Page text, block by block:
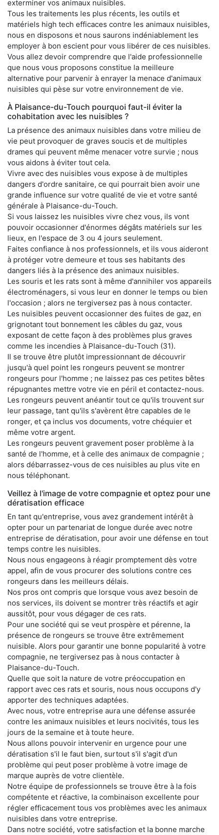
exterminer vos animaux nuisibles.
Tous les traitements les plus récents, les outils et
matériels high tech efficaces contre les animaux nuisibles,
nous en disposons et nous saurons indéniablement les
employer à bon escient pour vous libérer de ces nuisibles.
Vous allez devoir comprendre que l'aide professionnelle
que nous vous proposons constitue la meilleure
alternative pour parvenir à enrayer la menace d'animaux
nuisibles qui pèse sur votre environnement de vie.
À Plaisance-du-Touch pourquoi faut-il éviter la
cohabitation avec les nuisibles ?
La présence des animaux nuisibles dans votre milieu de
vie peut provoquer de graves soucis et de multiples
drames qui peuvent même menacer votre survie ; nous
vous aidons à éviter tout cela.
Vivre avec des nuisibles vous expose à de multiples
dangers d'ordre sanitaire, ce qui pourrait bien avoir une
grande influence sur votre qualité de vie et votre santé
générale à Plaisance-du-Touch.
Si vous laissez les nuisibles vivre chez vous, ils vont
pouvoir occasionner d'énormes dégâts matériels sur les
lieux, en l'espace de 3 ou 4 jours seulement.
Faites confiance à nos professionnels, et ils vous aideront
à protéger votre demeure et tous ses habitants des
dangers liés à la présence des animaux nuisibles.
Les souris et les rats sont à même d'annihiler vos appareils
électroménagers, si vous leur en donner le temps ou bien
l'occasion ; alors ne tergiversez pas à nous contacter.
Les nuisibles peuvent occasionner des fuites de gaz, en
grignotant tout bonnement les câbles du gaz, vous
exposant de cette façon à des problèmes plus graves
comme les incendies à Plaisance-du-Touch (31).
Il se trouve être plutôt impressionnant de découvrir
jusqu'à quel point les rongeurs peuvent se montrer
rongeurs pour l'homme ; ne laissez pas ces petites bêtes
répugnantes mettre votre vie en péril et contactez-nous.
Les rongeurs peuvent anéantir tout ce qu'ils trouvent sur
leur passage, tant qu'ils s'avèrent être capables de le
ronger, et ça inclus vos documents, votre chéquier et
même votre argent.
Les rongeurs peuvent gravement poser problème à la
santé de l'homme, et à celle des animaux de compagnie ;
alors débarrassez-vous de ces nuisibles au plus vite en
nous téléphonant.
Veillez à l'image de votre compagnie et optez pour une
dératisation efficace
En tant qu'entreprise, vous avez grandement intérêt à
opter pour un partenariat de longue durée avec notre
entreprise de dératisation, pour avoir une défense en tout
temps contre les nuisibles.
Nous nous engageons à réagir promptement dès votre
appel, afin de vous procurer des solutions contre ces
rongeurs dans les meilleurs délais.
Nos pros ont compris que lorsque vous avez besoin de
nos services, ils doivent se montrer très réactifs et agir
aussitôt, pour vous dégager de ces rats.
Pour une société qui se veut prospère et pérenne, la
présence de rongeurs se trouve être extrêmement
nuisible. Alors pour garantir une bonne popularité à votre
compagnie, ne tergiversez pas à nous contacter à
Plaisance-du-Touch.
Quelle que soit la nature de votre préoccupation en
rapport avec ces rats et souris, nous nous occupons d'y
apporter des techniques adaptées.
Avec nous, votre entreprise aura une défense assurée
contre les animaux nuisibles et leurs nocivités, tous les
jours de la semaine et à toute heure.
Nous allons pouvoir intervenir en urgence pour une
dératisation s'il le faut bien, surtout s'il s'agit d'un
problème qui peut poser problème à votre image de
marque auprès de votre clientèle.
Notre équipe de professionnels se trouve être à la fois
compétente et réactive, la combinaison excellente pour
régler efficacement tous vos problèmes avec les animaux
nuisibles dans votre entreprise.
Dans notre société, votre satisfaction et la bonne marche